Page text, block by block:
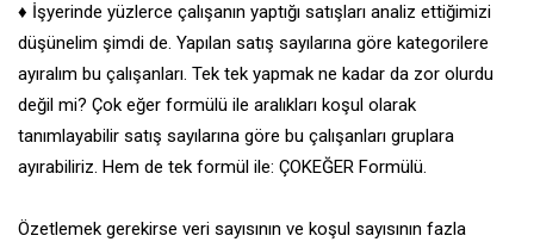
♦ İşyerinde yüzlerce çalışanın yaptığı satışları analiz ettiğimizi
düşünelim şimdi de. Yapılan satış sayılarına göre kategorilere
ayıralım bu çalışanları. Tek tek yapmak ne kadar da zor olurdu
değil mi? Çok eğer formülü ile aralıkları koşul olarak
tanımlayabilir satış sayılarına göre bu çalışanları gruplara
ayırabiliriz. Hem de tek formül ile: ÇOKEĞER Formülü.
Özetlemek gerekirse veri sayısının ve koşul sayısının fazla